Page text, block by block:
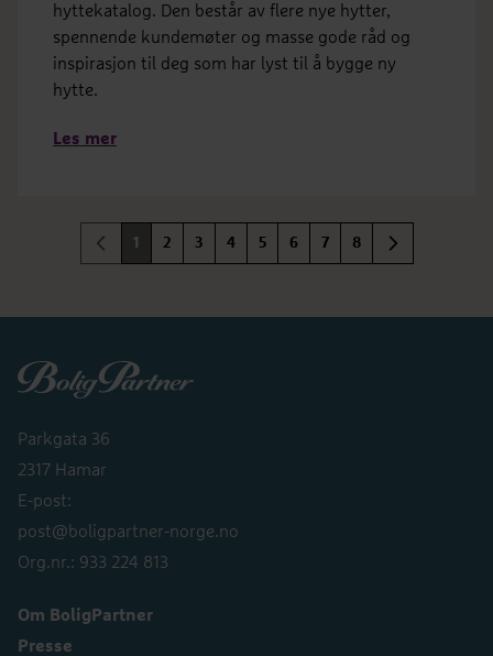
hyttekatalog. Den består av flere nye hytter,
spennende kundemøter og masse gode råd og
inspirasjon til deg som har lyst til å bygge ny
hytte.
Les mer
1 2 3 4 5 6 7 8
Boligpartner
Parkgata 36
2317 Hamar
E-post:
post@boligpartner-norge.no
Org.nr.: 933 224 813
Om BoligPartner
Presse